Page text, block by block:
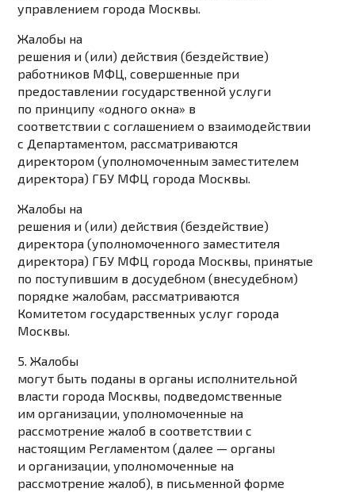
управлением города Москвы.
Жалобы на
решения и (или) действия (бездействие)
работников МФЦ, совершенные при
предоставлении государственной услуги
по принципу «одного окна» в
соответствии с соглашением о взаимодействии
с Департаментом, рассматриваются
директором (уполномоченным заместителем
директора) ГБУ МФЦ города Москвы.
Жалобы на
решения и (или) действия (бездействие)
директора (уполномоченного заместителя
директора) ГБУ МФЦ города Москвы, принятые
по поступившим в досудебном (внесудебном)
порядке жалобам, рассматриваются
Комитетом государственных услуг города
Москвы.
5. Жалобы
могут быть поданы в органы исполнительной
власти города Москвы, подведомственные
им организации, уполномоченные на
рассмотрение жалоб в соответствии с
настоящим Регламентом (далее — органы
и организации, уполномоченные на
рассмотрение жалоб), в письменной форме